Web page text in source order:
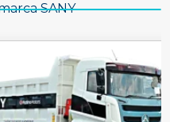
SANY